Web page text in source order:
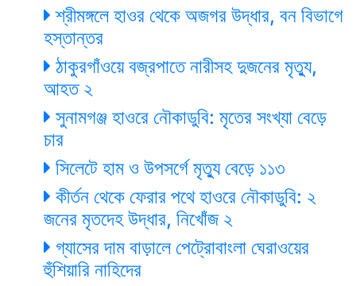
শ্রীমঙ্গলে হাওর থেকে অজগর উদ্ধার, বন বিভাগে
হস্তান্তর
ঠাকুরগাঁওয়ে বজ্রপাতে নারীসহ দুজনের মৃত্যু,
আহত ২
সুনামগঞ্জ হাওরে নৌকাডুবি: মৃতের সংখ্যা বেড়ে
চার
সিলেটে হাম ও উপসর্গে মৃত্যু বেড়ে ১১৩
কীর্তন থেকে ফেরার পথে হাওরে নৌকাডুবি: ২
জনের মৃতদেহ উদ্ধার, নিখোঁজ ২
গ্যাসের দাম বাড়ালে পেট্রোবাংলা ঘেরাওয়ের
হুঁশিয়ারি নাহিদের